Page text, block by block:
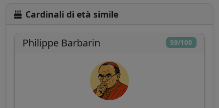
Cardinali di età simile
59/100
Philippe Barbarin